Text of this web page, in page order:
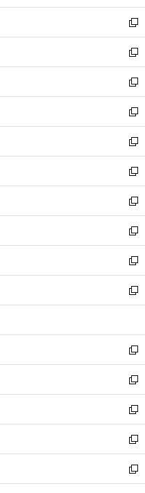
開
く
ウ
で
開
く
ン
ド
ウ
で
開
く
ウ
ィ
ン
ド
ウ
で
開
く
新
し
い
ウ
ィ
ン
ド
ウ
で
開
く
新
し
い
ウ
ィ
ン
ド
ウ
で
開
く
新
し
い
ウ
ィ
ン
ド
ウ
で
開
く
新
し
い
ウ
ィ
ン
ド
ウ
で
開
く
新
し
い
ウ
ィ
ン
ド
ウ
で
開
く
新
し
い
ウ
ィ
ン
ド
ウ
で
開
新
し
い
ウ
ィ
ン
ド
ウ
開
く
新
し
い
ウ
ィ
ン
ウ
で
開
く
新
し
い
ウ
ン
ド
ウ
で
開
く
新
し
ウ
ィ
ン
ド
ウ
で
開
く
新
し
い
ウ
ィ
ン
ド
ウ
で
開
新
し
い
ウ
ィ
ン
ド
ウ
新
し
い
ウ
ィ
ン
新
し
い
ウ
新
し